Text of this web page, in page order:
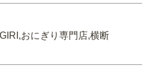
おにぎり専門店,横断